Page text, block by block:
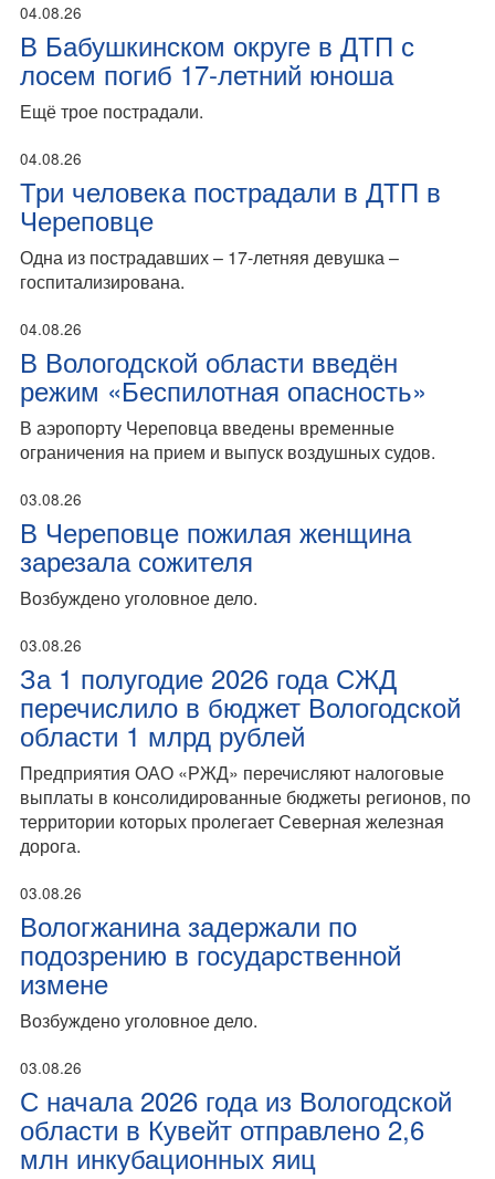
04.08.26
В Бабушкинском округе в ДТП с
лосем погиб 17-летний юноша
Ещё трое пострадали.
04.08.26
Три человека пострадали в ДТП в
Череповце
Одна из пострадавших – 17-летняя девушка –
госпитализирована.
04.08.26
В Вологодской области введён
режим «Беспилотная опасность»
В аэропорту Череповца введены временные
ограничения на прием и выпуск воздушных судов.
03.08.26
В Череповце пожилая женщина
зарезала сожителя
Возбуждено уголовное дело.
03.08.26
За 1 полугодие 2026 года СЖД
перечислило в бюджет Вологодской
области 1 млрд рублей
Предприятия ОАО «РЖД» перечисляют налоговые
выплаты в консолидированные бюджеты регионов, по
территории которых пролегает Северная железная
дорога.
03.08.26
Вологжанина задержали по
подозрению в государственной
измене
Возбуждено уголовное дело.
03.08.26
С начала 2026 года из Вологодской
области в Кувейт отправлено 2,6
млн инкубационных яиц